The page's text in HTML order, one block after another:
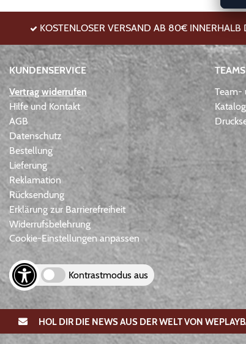
KOSTENLOSER VERSAND AB 80€ INNERHALB
KUNDENSERVICE
Vertrag widerrufen
Hilfe und Kontakt
AGB
Datenschutz
Bestellung
Lieferung
Reklamation
Rücksendung
Erklärung zur Barrierefreiheit
Widerrufsbelehrung
Cookie-Einstellungen anpassen
Kontrastmodus aus
Team-
HOL DIR DIE NEWS AUS DER WELT VON